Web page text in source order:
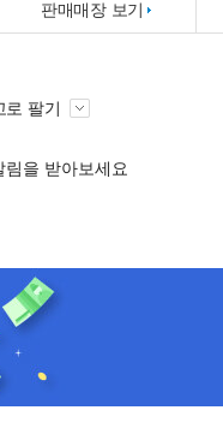
판매매장 보기
로 팔기
을 받아보세요